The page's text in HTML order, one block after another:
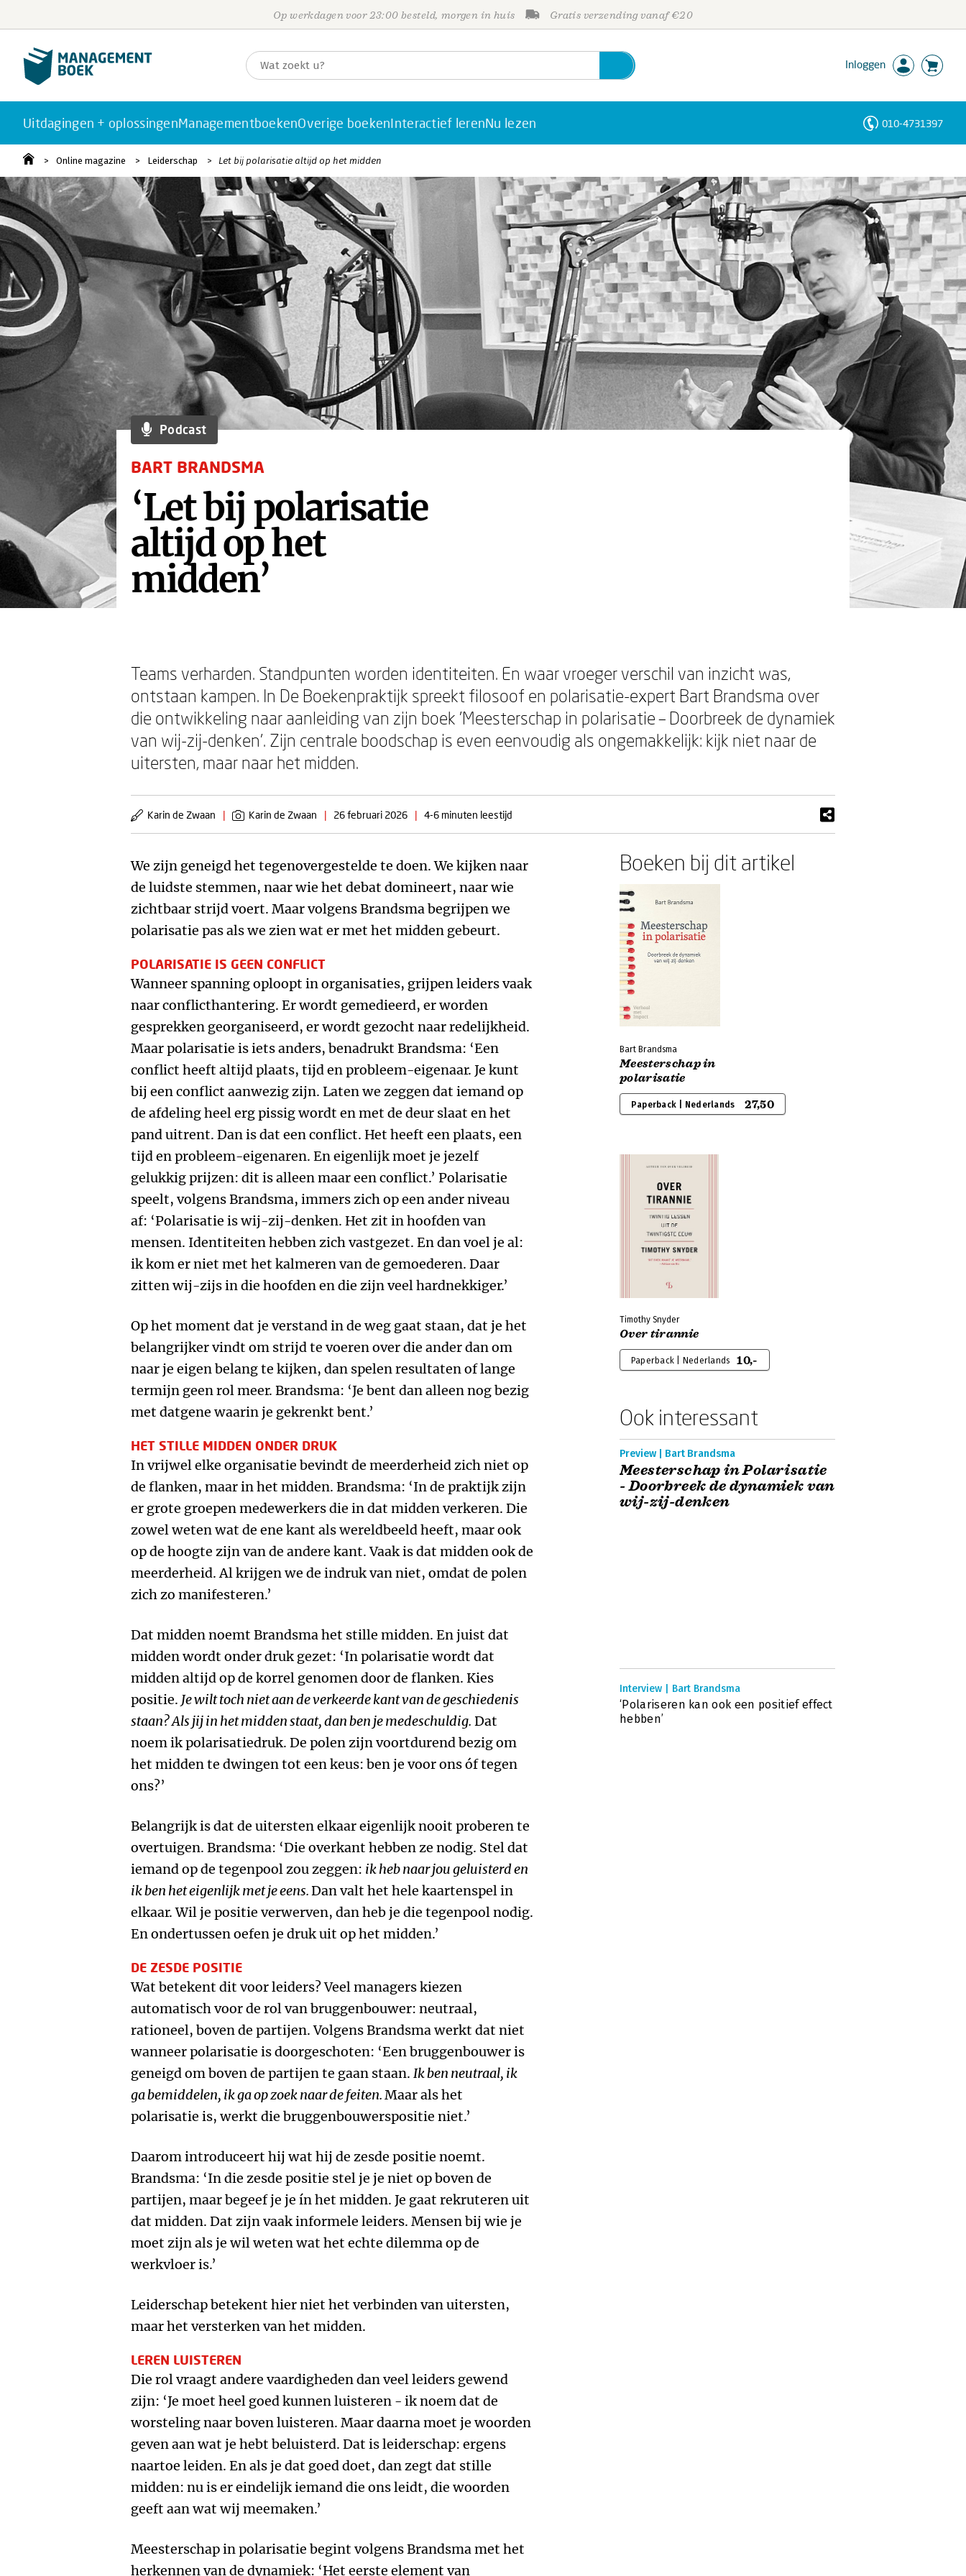
Op werkdagen voor 23:00 besteld, morgen in huis Gratis verzending vanaf €20
Inloggen
Uitdagingen + oplossingenManagementboekenOverige boekenInteractief lerenNu lezen 010-4731397
Online magazine Leiderschap Let bij polarisatie altijd op het midden
Podcast
BART BRANDSMA
‘Let bij polarisatie
altijd op het
midden’
Teams verharden. Standpunten worden identiteiten. En waar vroeger verschil van inzicht was,
ontstaan kampen. In De Boekenpraktijk spreekt filosoof en polarisatie-expert Bart Brandsma over
die ontwikkeling naar aanleiding van zijn boek 'Meesterschap in polarisatie – Doorbreek de dynamiek
van wij-zij-denken'. Zijn centrale boodschap is even eenvoudig als ongemakkelijk: kijk niet naar de
uitersten, maar naar het midden.
Karin de Zwaan | Karin de Zwaan | 26 februari 2026 | 4-6 minuten leestijd
We zijn geneigd het tegenovergestelde te doen. We kijken naar
de luidste stemmen, naar wie het debat domineert, naar wie
zichtbaar strijd voert. Maar volgens Brandsma begrijpen we
polarisatie pas als we zien wat er met het midden gebeurt.
POLARISATIE IS GEEN CONFLICT
Wanneer spanning oploopt in organisaties, grijpen leiders vaak
naar conflicthantering. Er wordt gemedieerd, er worden
gesprekken georganiseerd, er wordt gezocht naar redelijkheid.
Maar polarisatie is iets anders, benadrukt Brandsma: ‘Een
conflict heeft altijd plaats, tijd en probleem-eigenaar. Je kunt
bij een conflict aanwezig zijn. Laten we zeggen dat iemand op
de afdeling heel erg pissig wordt en met de deur slaat en het
pand uitrent. Dan is dat een conflict. Het heeft een plaats, een
tijd en probleem-eigenaren. En eigenlijk moet je jezelf
gelukkig prijzen: dit is alleen maar een conflict.’ Polarisatie
speelt, volgens Brandsma, immers zich op een ander niveau
af: ‘Polarisatie is wij-zij-denken. Het zit in hoofden van
mensen. Identiteiten hebben zich vastgezet. En dan voel je al:
ik kom er niet met het kalmeren van de gemoederen. Daar
zitten wij-zijs in die hoofden en die zijn veel hardnekkiger.’
Op het moment dat je verstand in de weg gaat staan, dat je het
belangrijker vindt om strijd te voeren over die ander dan om
naar je eigen belang te kijken, dan spelen resultaten of lange
termijn geen rol meer. Brandsma: ‘Je bent dan alleen nog bezig
met datgene waarin je gekrenkt bent.’
HET STILLE MIDDEN ONDER DRUK
In vrijwel elke organisatie bevindt de meerderheid zich niet op
de flanken, maar in het midden. Brandsma: ‘In de praktijk zijn
er grote groepen medewerkers die in dat midden verkeren. Die
zowel weten wat de ene kant als wereldbeeld heeft, maar ook
op de hoogte zijn van de andere kant. Vaak is dat midden ook de
meerderheid. Al krijgen we de indruk van niet, omdat de polen
zich zo manifesteren.’
Dat midden noemt Brandsma het stille midden. En juist dat
midden wordt onder druk gezet: ‘In polarisatie wordt dat
midden altijd op de korrel genomen door de flanken. Kies
positie. Je wilt toch niet aan de verkeerde kant van de geschiedenis
staan? Als jij in het midden staat, dan ben je medeschuldig. Dat
noem ik polarisatiedruk. De polen zijn voortdurend bezig om
het midden te dwingen tot een keus: ben je voor ons óf tegen
ons?’
Belangrijk is dat de uitersten elkaar eigenlijk nooit proberen te
overtuigen. Brandsma: ‘Die overkant hebben ze nodig. Stel dat
iemand op de tegenpool zou zeggen: ik heb naar jou geluisterd en
ik ben het eigenlijk met je eens.Dan valt het hele kaartenspel in
elkaar. Wil je positie verwerven, dan heb je die tegenpool nodig.
En ondertussen oefen je druk uit op het midden.’
DE ZESDE POSITIE
Wat betekent dit voor leiders? Veel managers kiezen
automatisch voor de rol van bruggenbouwer: neutraal,
rationeel, boven de partijen. Volgens Brandsma werkt dat niet
wanneer polarisatie is doorgeschoten: ‘Een bruggenbouwer is
geneigd om boven de partijen te gaan staan. Ik ben neutraal, ik
ga bemiddelen, ik ga op zoek naar de feiten.Maar als het
polarisatie is, werkt die bruggenbouwerspositie niet.’
Daarom introduceert hij wat hij de zesde positie noemt.
Brandsma: ‘In die zesde positie stel je je niet op boven de
partijen, maar begeef je je ín het midden. Je gaat rekruteren uit
dat midden. Dat zijn vaak informele leiders. Mensen bij wie je
moet zijn als je wil weten wat het echte dilemma op de
werkvloer is.’
Leiderschap betekent hier niet het verbinden van uitersten,
maar het versterken van het midden.
LEREN LUISTEREN
Die rol vraagt andere vaardigheden dan veel leiders gewend
zijn: ‘Je moet heel goed kunnen luisteren - ik noem dat de
worsteling naar boven luisteren. Maar daarna moet je woorden
geven aan wat je hebt beluisterd. Dat is leiderschap: ergens
naartoe leiden. En als je dat goed doet, dan zegt dat stille
midden: nu is er eindelijk iemand die ons leidt, die woorden
geeft aan wat wij meemaken.’
Meesterschap in polarisatie begint volgens Brandsma met het
herkennen van de dynamiek: ‘Het eerste element van
Boeken bij dit artikel
Bart Brandsma
Meesterschap in
polarisatie
Paperback | Nederlands 27,50
Timothy Snyder
Over tirannie
Paperback | Nederlands 10,-
Ook interessant
Preview | Bart Brandsma
Meesterschap in Polarisatie
- Doorbreek de dynamiek van
wij-zij-denken
Interview | Bart Brandsma
‘Polariseren kan ook een positief effect
hebben’
Personen
Trefwoorden